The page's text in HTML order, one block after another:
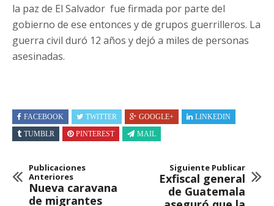
la paz de El Salvador fue firmada por parte del
gobierno de ese entonces y de grupos guerrilleros. La
guerra civil duró 12 años y dejó a miles de personas
asesinadas.
FACEBOOK TWITTER GOOGLE+
LINKEDIN
TUMBLR
PINTEREST MAIL
Publicaciones
Anteriores
Nueva caravana
de migrantes
Siguiente Publicar
Exfiscal general
de Guatemala